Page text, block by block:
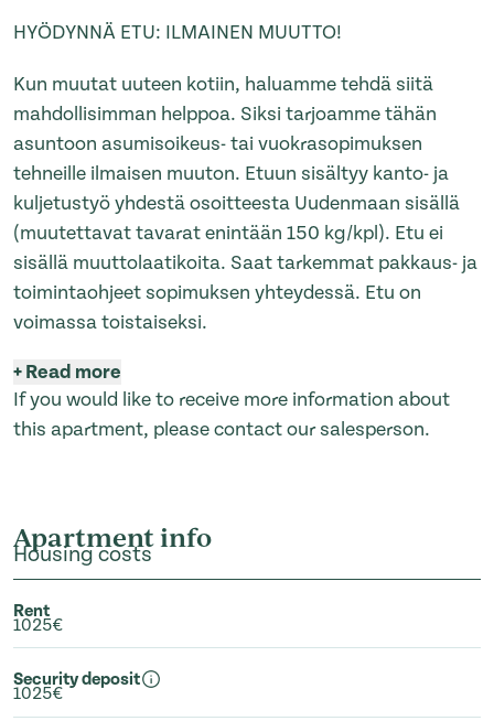
HYÖDYNNÄ ETU: ILMAINEN MUUTTO!
Kun muutat uuteen kotiin, haluamme tehdä siitä
mahdollisimman helppoa. Siksi tarjoamme tähän
asuntoon asumisoikeus- tai vuokrasopimuksen
tehneille ilmaisen muuton. Etuun sisältyy kanto- ja
kuljetustyö yhdestä osoitteesta Uudenmaan sisällä
(muutettavat tavarat enintään 150 kg/kpl). Etu ei
sisällä muuttolaatikoita. Saat tarkemmat pakkaus- ja
toimintaohjeet sopimuksen yhteydessä. Etu on
voimassa toistaiseksi.
+Read more
If you would like to receive more information about
this apartment, please contact our salesperson.
Apartment info
Housing costs
Rent
1025€
Security deposit
1025€